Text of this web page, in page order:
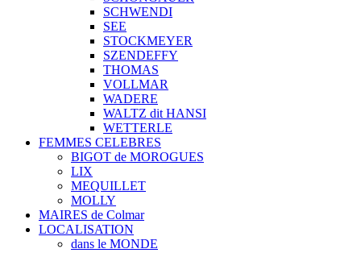
SCHWENDI
SEE
STOCKMEYER
SZENDEFFY
THOMAS
VOLLMAR
WADERE
WALTZ dit HANSI
WETTERLE
FEMMES CELEBRES
BIGOT de MOROGUES
LIX
MEQUILLET
MOLLY
MAIRES de Colmar
LOCALISATION
dans le MONDE